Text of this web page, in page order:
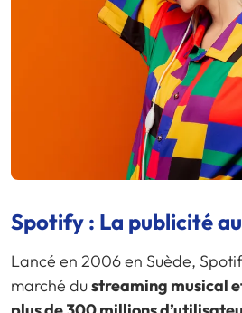
Spotify : La publicité
Lancé en 2006 en Suède,
marché dustreaming musical